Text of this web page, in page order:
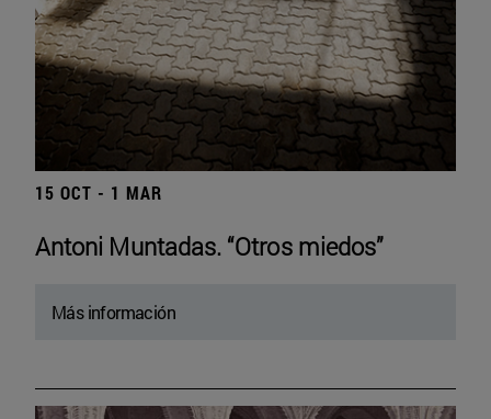
15 OCT - 1 MAR
Antoni Muntadas. “Otros miedos”
Más información